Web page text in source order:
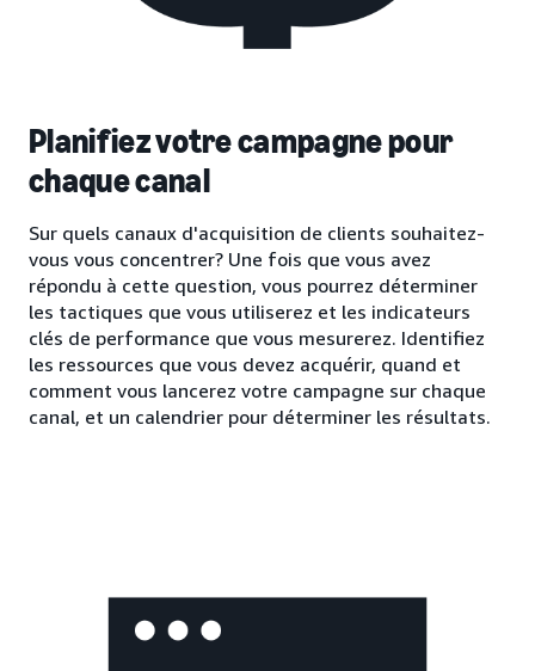
Planifiez votre campagne pour
chaque canal
Sur quels canaux d'acquisition de clients souhaitez-
vous vous concentrer? Une fois que vous avez
répondu à cette question, vous pourrez déterminer
les tactiques que vous utiliserez et les indicateurs
clés de performance que vous mesurerez. Identifiez
les ressources que vous devez acquérir, quand et
comment vous lancerez votre campagne sur chaque
canal, et un calendrier pour déterminer les résultats.